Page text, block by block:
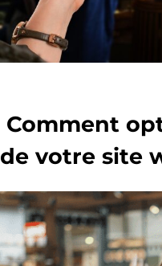
Comment
de votre site